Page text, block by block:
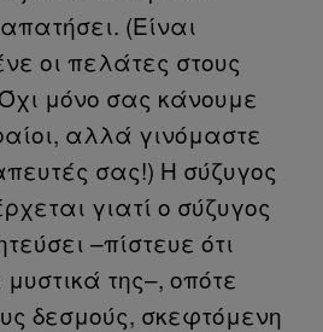
(Είναι
οι πελάτες στους
μόνο σας κάνουμε
αλλά γινόμαστε
σας!) Η σύζυγος
γιατί ο σύζυγος
–πίστευε ότι
της–, οπότε
δεσμούς, σκεφτόμενη